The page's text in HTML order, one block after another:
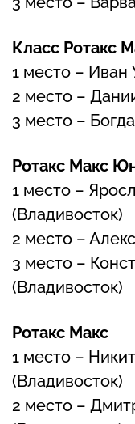
Класс Ротакс
1 место – Иван
2 место –
3 место –
Ротакс Макс
1 место –
(Владивосток)
2 место –
3 место –
(Владивосток)
Ротакс Макс
1 место –
(Владивосток)
2 место –